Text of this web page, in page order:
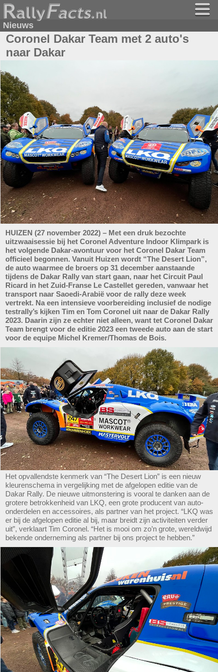
Nieuws
Coronel Dakar Team met 2 auto's
naar Dakar
HUIZEN (27 november 2022) – Met een druk bezochte
uitzwaaisessie bij het Coronel Adventure Indoor Klimpark is
het volgende Dakar-avontuur voor het Coronel Dakar Team
officieel begonnen. Vanuit Huizen wordt “The Desert Lion”,
de auto waarmee de broers op 31 december aanstaande
tijdens de Dakar Rally van start gaan, naar het Circuit Paul
Ricard in het Zuid-Franse Le Castellet gereden, vanwaar het
transport naar Saoedi-Arabië voor de rally deze week
vertrekt. Na een intensieve voorbereiding inclusief de nodige
testrally’s kijken Tim en Tom Coronel uit naar de Dakar Rally
2023. Daarin zijn ze echter niet alleen, want tet Coronel Dakar
Team brengt voor de editie 2023 een tweede auto aan de start
voor de equipe Michel Kremer/Thomas de Bois.
Het opvallendste kenmerk van “The Desert Lion” is een nieuw
kleurenschema in vergelijking met de afgelopen editie van de
Dakar Rally. De nieuwe uitmonstering is vooral te danken aan de
grotere betrokkenheid van LKQ, een grote producent van auto-
onderdelen en accessoires, als partner van het project. “LKQ was
er bij de afgelopen editie al bij, maar breidt zijn activiteiten verder
uit”, verklaart Tim Coronel. “Het is mooi om zo’n grote, wereldwijd
bekende onderneming als partner bij ons project te hebben.”